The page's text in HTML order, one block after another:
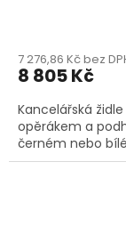
7 276,86 Kč bez
8 805 Kč
Kancelářská
opěrákem a
černém nebo